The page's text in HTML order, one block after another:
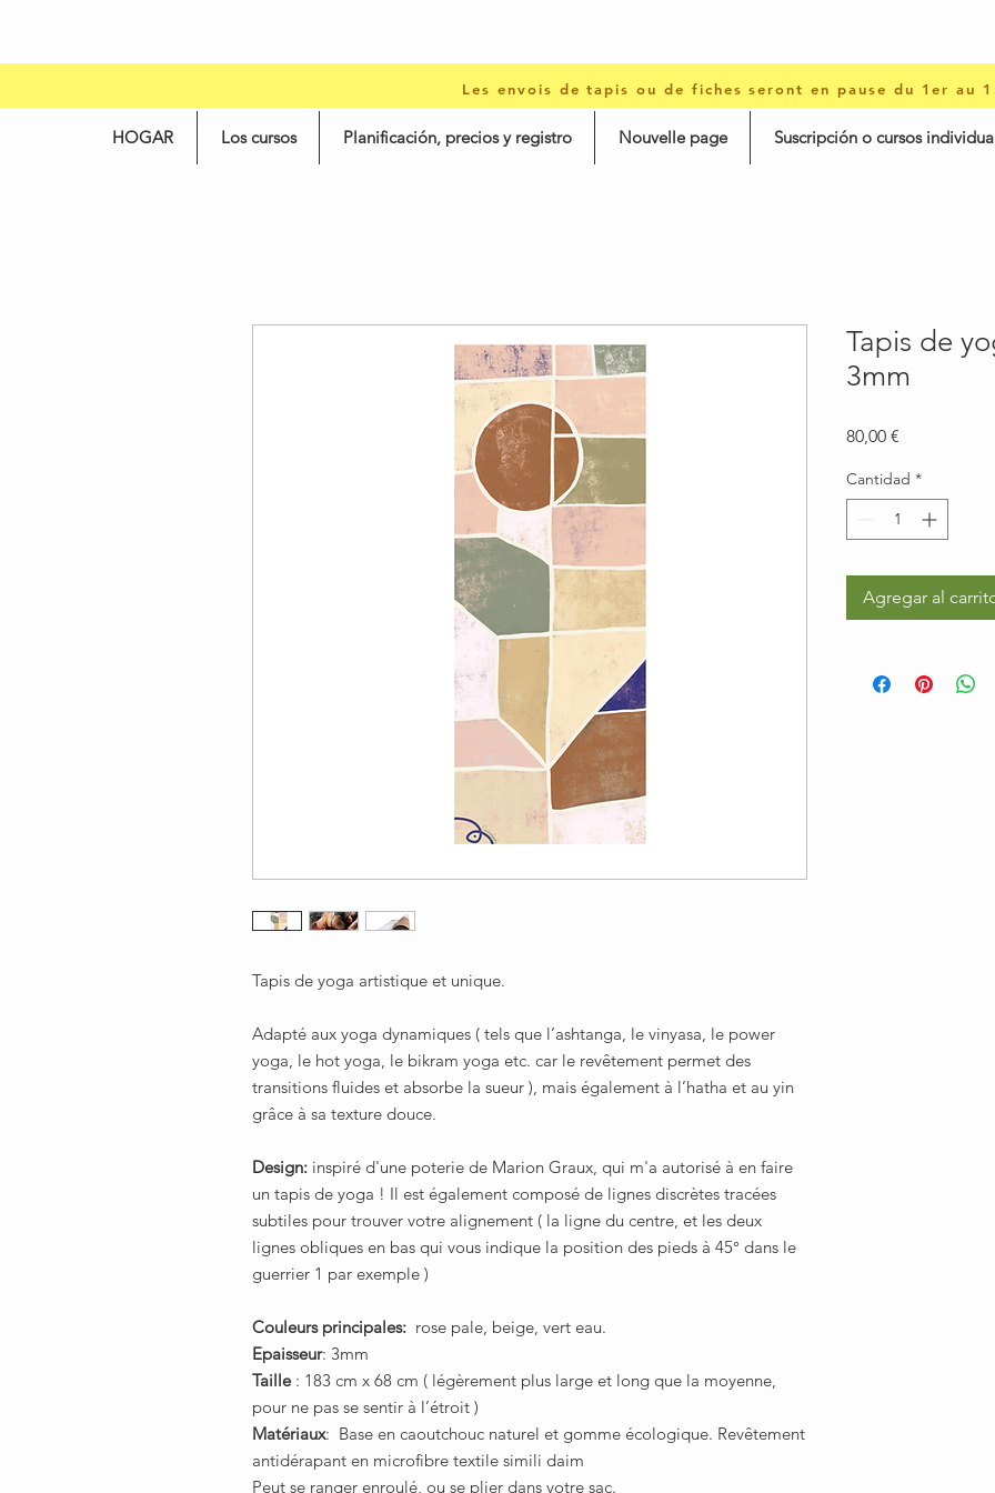
Les envois de tapis ou de fiches seront en pause du 1er au
HOGAR Los cursos Planificación, precios y registro Nouvelle page Suscripción o cursos
Tapis de yoga artistique et unique.
Adapté aux yoga dynamiques ( tels que l’ashtanga, le vinyasa, le power
yoga, le hot yoga, le bikram yoga etc. car le revêtement permet des
transitions fluides et absorbe la sueur ), mais également à l’hatha et au yin
grâce à sa texture douce.
Design: inspiré d'une poterie de Marion Graux, qui m'a autorisé à en faire
un tapis de yoga ! Il est également composé de lignes discrètes tracées
subtiles pour trouver votre alignement ( la ligne du centre, et les deux
lignes obliques en bas qui vous indique la position des pieds à 45° dans le
guerrier 1 par exemple )
Couleurs principales: rose pale, beige, vert eau.
Epaisseur: 3mm
Taille: 183 cm x 68 cm ( légèrement plus large et long que la moyenne,
pour ne pas se sentir à l’étroit )
Matériaux: Base en caoutchouc naturel et gomme écologique. Revêtement
antidérapant en microfibre textile simili daim
Peut se ranger enroulé, ou se plier dans votre sac.
Tapis de
3mm
80,00 €
Cantidad *
Agregar al